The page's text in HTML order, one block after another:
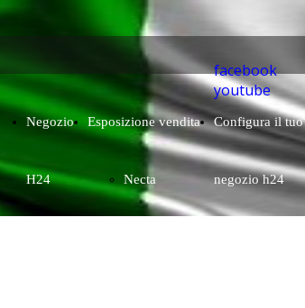
facebook
youtube
Negozio
H24
Esposizione vendita
Necta
Configura il tuo
negozio h24